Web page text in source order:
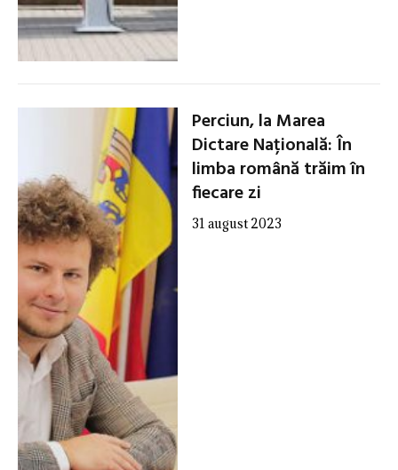
Perciun, la Marea
Dictare Națională: În
limba română trăim în
fiecare zi
31 august 2023